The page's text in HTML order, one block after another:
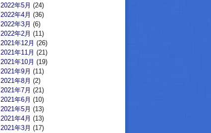
2022年5月 (24)
2022年4月 (36)
2022年3月 (6)
2022年2月 (11)
2021年12月 (26)
2021年11月 (21)
2021年10月 (19)
2021年9月 (11)
2021年8月 (2)
2021年7月 (21)
2021年6月 (10)
2021年5月 (13)
2021年4月 (13)
2021年3月 (17)